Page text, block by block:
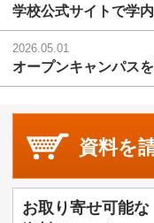
学校公式サイトで学
2026.05.01
オープンキャンパス
資料を
お取り寄せ可能な